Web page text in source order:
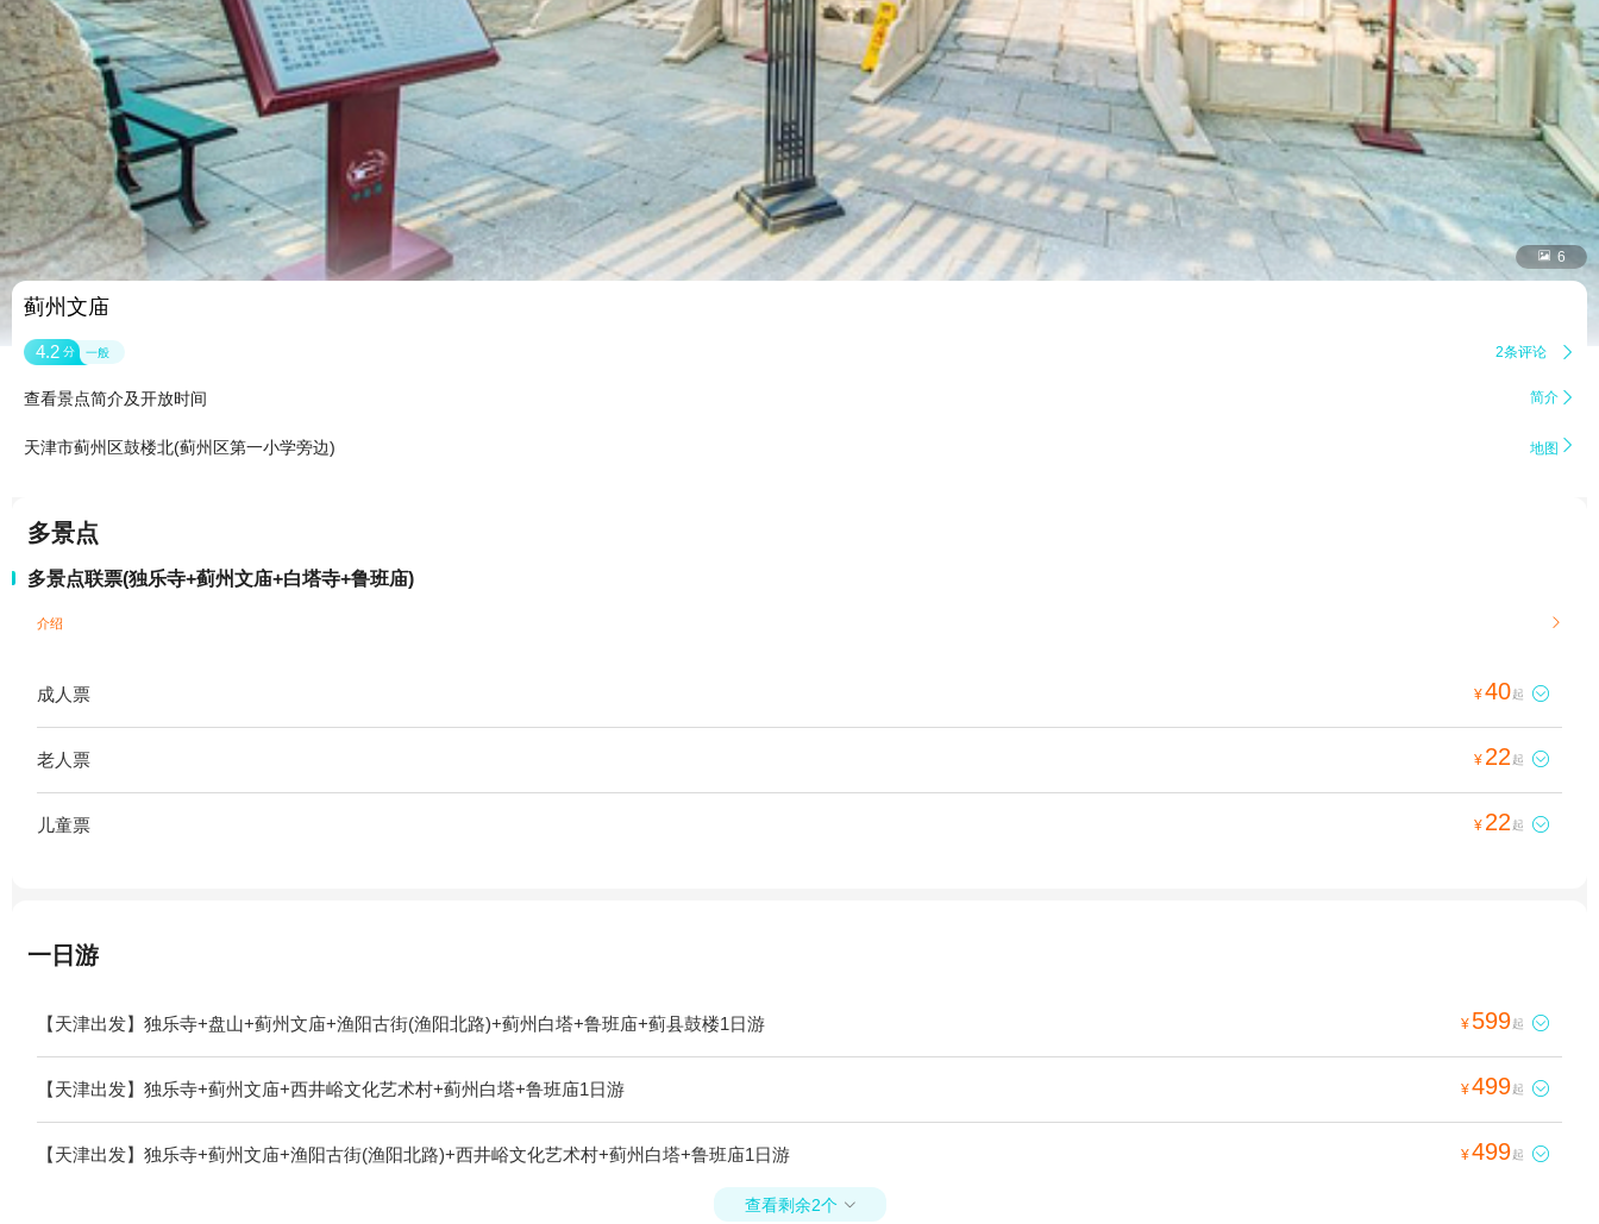
 6
蓟州文庙
4.2 分 一般 2条评论 
查看景点简介及开放时间 简介 
天津市蓟州区鼓楼北(蓟州区第一小学旁边) 地图 
多景点
多景点联票(独乐寺+蓟州文庙+白塔寺+鲁班庙)
介绍 
成人票 ¥40起 
老人票 ¥ 22 起 
儿童票 ¥ 22 起 
一日游
【天津出发】独乐寺+盘山+蓟州文庙+渔阳古街(渔阳北路)+蓟州白塔+鲁班庙+蓟县鼓楼1日游 ¥ 599起 
【天津出发】独乐寺+蓟州文庙+西井峪文化艺术村+蓟州白塔+鲁班庙1日游 ¥499起 
【天津出发】独乐寺+蓟州文庙+渔阳古街(渔阳北路)+西井峪文化艺术村+蓟州白塔+鲁班庙1日游 ¥499起 
查看剩余2个 